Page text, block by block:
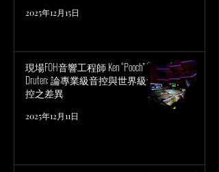
2025年12月15日
現場FOH音響工程師 Ken “Pooch” Van
Druten: 論專業級音控與世界級音
控之差異
2025年12月11日